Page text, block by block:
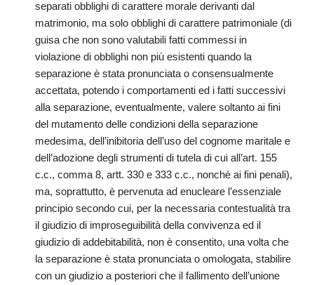
separati obblighi di carattere morale derivanti dal
matrimonio, ma solo obblighi di carattere patrimoniale (di
guisa che non sono valutabili fatti commessi in
violazione di obblighi non più esistenti quando la
separazione è stata pronunciata o consensualmente
accettata, potendo i comportamenti ed i fatti successivi
alla separazione, eventualmente, valere soltanto ai fini
del mutamento delle condizioni della separazione
medesima, dell’inibitoria dell’uso del cognome maritale e
dell’adozione degli strumenti di tutela di cui all’art. 155
c.c., comma 8, artt. 330 e 333 c.c., nonchè ai fini penali),
ma, soprattutto, è pervenuta ad enucleare l’essenziale
principio secondo cui, per la necessaria contestualità tra
il giudizio di improseguibilità della convivenza ed il
giudizio di addebitabilità, non è consentito, una volta che
la separazione è stata pronunciata o omologata, stabilire
con un giudizio a posteriori che il fallimento dell’unione